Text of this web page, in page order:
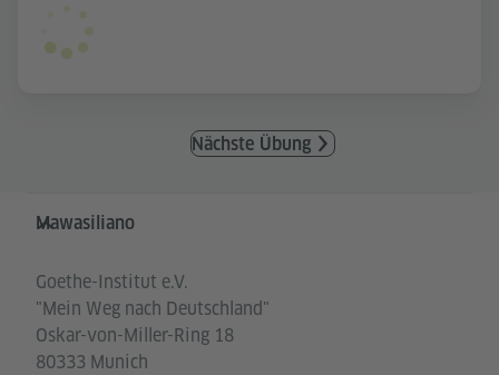
Nächste Übung
Service- und Informationsbereich
Mawasiliano
Goethe-Institut e.V.
"Mein Weg nach Deutschland"
Oskar-von-Miller-Ring 18
80333 Munich